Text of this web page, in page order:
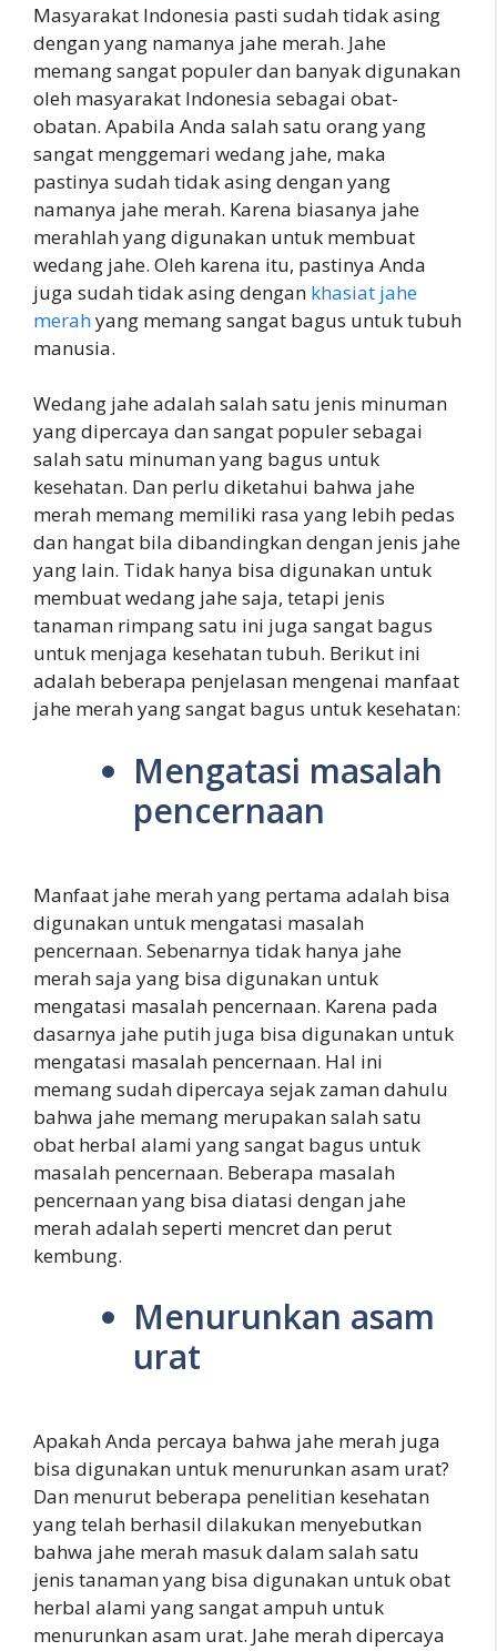
Masyarakat Indonesia pasti sudah tidak asing
dengan yang namanya jahe merah. Jahe
memang sangat populer dan banyak digunakan
oleh masyarakat Indonesia sebagai obat-
obatan. Apabila Anda salah satu orang yang
sangat menggemari wedang jahe, maka
pastinya sudah tidak asing dengan yang
namanya jahe merah. Karena biasanya jahe
merahlah yang digunakan untuk membuat
wedang jahe. Oleh karena itu, pastinya Anda
juga sudah tidak asing dengan khasiat jahe
merahyang memang sangat bagus untuk tubuh
manusia.
Wedang jahe adalah salah satu jenis minuman
yang dipercaya dan sangat populer sebagai
salah satu minuman yang bagus untuk
kesehatan. Dan perlu diketahui bahwa jahe
merah memang memiliki rasa yang lebih pedas
dan hangat bila dibandingkan dengan jenis jahe
yang lain. Tidak hanya bisa digunakan untuk
membuat wedang jahe saja, tetapi jenis
tanaman rimpang satu ini juga sangat bagus
untuk menjaga kesehatan tubuh. Berikut ini
adalah beberapa penjelasan mengenai manfaat
jahe merah yang sangat bagus untuk kesehatan:
Mengatasi masalah
pencernaan
Manfaat jahe merah yang pertama adalah bisa
digunakan untuk mengatasi masalah
pencernaan. Sebenarnya tidak hanya jahe
merah saja yang bisa digunakan untuk
mengatasi masalah pencernaan. Karena pada
dasarnya jahe putih juga bisa digunakan untuk
mengatasi masalah pencernaan. Hal ini
memang sudah dipercaya sejak zaman dahulu
bahwa jahe memang merupakan salah satu
obat herbal alami yang sangat bagus untuk
masalah pencernaan. Beberapa masalah
pencernaan yang bisa diatasi dengan jahe
merah adalah seperti mencret dan perut
kembung.
Menurunkan asam
urat
Apakah Anda percaya bahwa jahe merah juga
bisa digunakan untuk menurunkan asam urat?
Dan menurut beberapa penelitian kesehatan
yang telah berhasil dilakukan menyebutkan
bahwa jahe merah masuk dalam salah satu
jenis tanaman yang bisa digunakan untuk obat
herbal alami yang sangat ampuh untuk
menurunkan asam urat. Jahe merah dipercaya